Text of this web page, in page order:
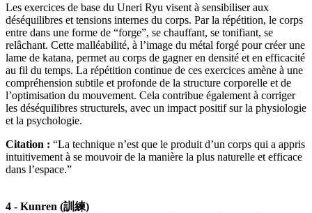
Les exercices de base du Uneri Ryu visent à sensibiliser aux
déséquilibres et tensions internes du corps. Par la répétition, le corps
entre dans une forme de “forge”, se chauffant, se tonifiant, se
relâchant. Cette malléabilité, à l’image du métal forgé pour créer une
lame de katana, permet au corps de gagner en densité et en efficacité
au fil du temps. La répétition continue de ces exercices amène à une
compréhension subtile et profonde de la structure corporelle et de
l’optimisation du mouvement. Cela contribue également à corriger
les déséquilibres structurels, avec un impact positif sur la physiologie
et la psychologie.
Citation : “La technique n’est que le produit d’un corps qui a appris
intuitivement à se mouvoir de la manière la plus naturelle et efficace
dans l’espace.”
4 - Kunren (訓練)